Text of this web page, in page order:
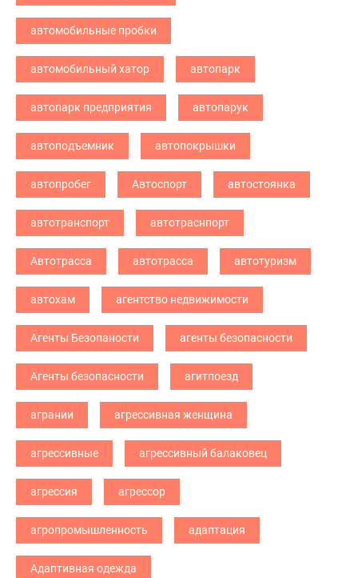
автомобильные пробки
автомобильный хатор автопарк
автопарк предприятия автопарук
автоподъемник автопокрышки
автопробег Автоспорт автостоянка
автотранспорт автотраснпорт
Автотрасса автотрасса автотуризм
автохам агентство недвижимости
Агенты Безопаности агенты безопасности
Агенты безопасности агитпоезд
агрании агрессивная женщина
агрессивные агрессивный балаковец
агрессия агрессор
агропромышленность адаптация
Адаптивная одежда